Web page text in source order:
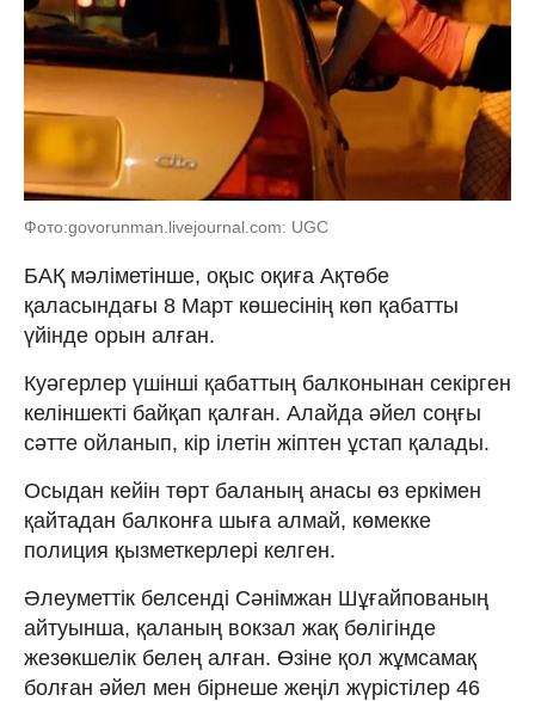
Фото:govorunman.livejournal.com: UGC
БАҚ мәліметінше, оқыс оқиға Ақтөбе
қаласындағы 8 Март көшесінің көп қабатты
үйінде орын алған.
Куәгерлер үшінші қабаттың балконынан секірген
келіншекті байқап қалған. Алайда әйел соңғы
сәтте ойланып, кір ілетін жіптен ұстап қалады.
Осыдан кейін төрт баланың анасы өз еркімен
қайтадан балконға шыға алмай, көмекке
полиция қызметкерлері келген.
Әлеуметтік белсенді Сәнімжан Шұғайпованың
айтуынша, қаланың вокзал жақ бөлігінде
жезөкшелік белең алған. Өзіне қол жұмсамақ
болған әйел мен бірнеше жеңіл жүрістілер 46